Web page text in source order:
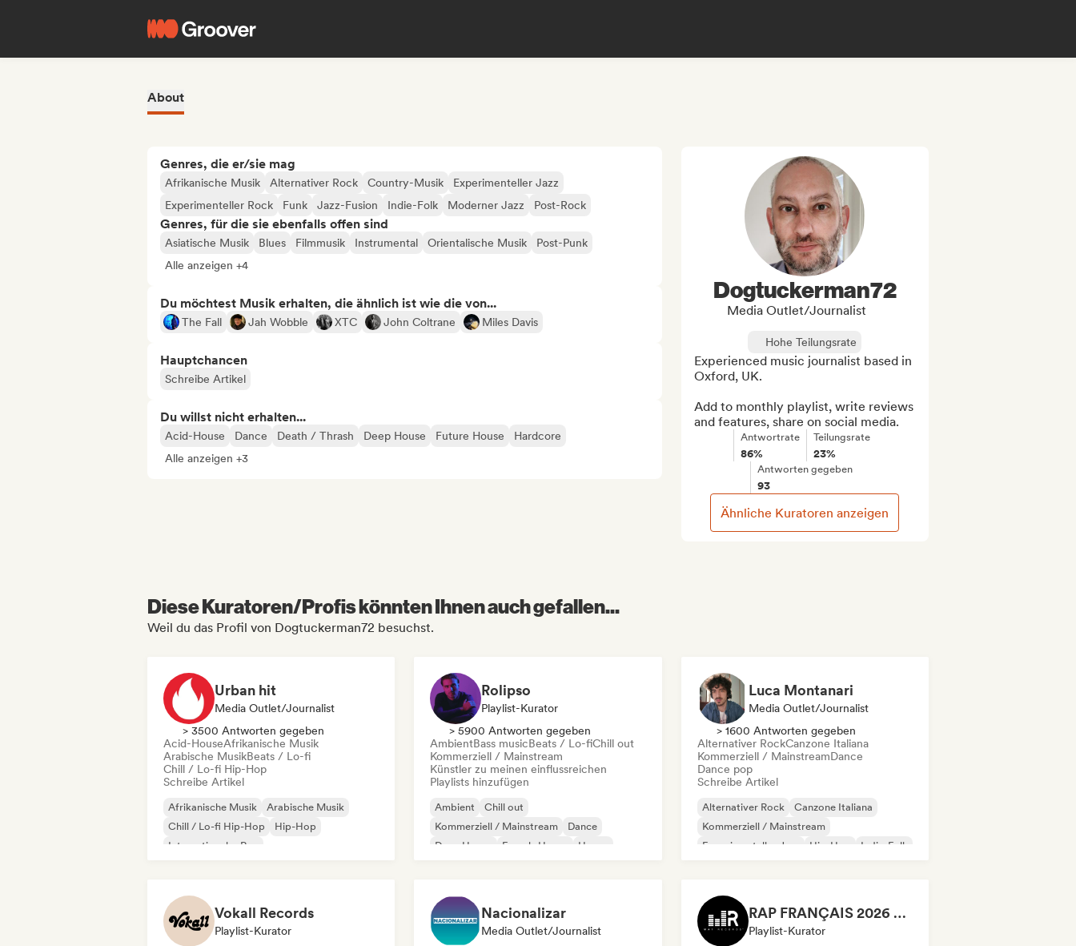
About
Genres, die er/sie mag
Afrikanische Musik Alternativer Rock Country-Musik
Experimenteller Jazz
Experimenteller Rock
Funk Jazz-Fusion Indie-Folk Moderner Jazz Post-Rock
Genres, für die sie ebenfalls offen sind
Asiatische Musik Blues Filmmusik Instrumental Orientalische Musik
Post-Punk
Alle anzeigen +4
Du möchtest Musik erhalten, die ähnlich ist wie die von...
The Fall Jah Wobble XTC John Coltrane Miles Davis
Hauptchancen
Schreibe Artikel
Du willst nicht erhalten...
Acid-House Dance Death / Thrash Deep House Future House
Hardcore
Alle anzeigen +3
Dogtuckerman72
Media Outlet/Journalist
Hohe Teilungsrate
Experienced music journalist based in
Oxford, UK.
Add to monthly playlist, write reviews
and features, share on social media.
Antwortrate
86%
Teilungsrate
23%
Antworten gegeben
93
Ähnliche Kuratoren anzeigen
Diese Kuratoren/Profis könnten Ihnen auch gefallen...
Weil du das Profil von Dogtuckerman72 besuchst.
Urban hit
Media Outlet/Journalist
> 3500 Antworten gegeben
Acid-HouseAfrikanische Musik
Arabische MusikBeats / Lo-fi
Chill / Lo-fi Hip-Hop
Schreibe Artikel
Afrikanische Musik
Arabische Musik
Chill / Lo-fi Hip-Hop
Hip-Hop
Internationaler Rap
Rolipso
Playlist-Kurator
> 5900 Antworten gegeben
AmbientBass musicBeats / Lo-fiChill out
Kommerziell / Mainstream
Künstler zu meinen einflussreichen
Playlists hinzufügen
Ambient
Chill out
Kommerziell / Mainstream
Dance
Deep House
French-House
House
Luca Montanari
Media Outlet/Journalist
> 1600 Antworten gegeben
Alternativer RockCanzone Italiana
Kommerziell / MainstreamDance
Dance pop
Schreibe Artikel
Alternativer Rock
Canzone Italiana
Kommerziell / Mainstream
Experimenteller Jazz
Hip-Hop
Indie-Folk
Vokall Records
Playlist-Kurator
Nacionalizar
Media Outlet/Journalist
RAP FRANÇAIS 2026 🔥🇫🇷 (Way Records)
Playlist-Kurator